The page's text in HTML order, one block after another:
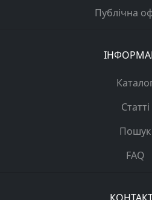
Публічна
Статті
Пошук
FAQ